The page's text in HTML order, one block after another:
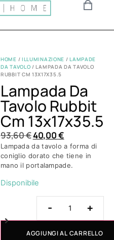
HOME / ILLUMINAZIONE /LAMPADE
DA TAVOLO / LAMPADA DA TAVOLO
RUBBIT CM 13X17X35.5
Lampada Da
Tavolo Rubbit
Cm 13x17x35.5
93,60€40,00€
Lampada da tavolo a forma di
coniglio dorato che tiene in
mano il portalampade.
Disponibile
- +
AGGIUNGI AL CARRELLO